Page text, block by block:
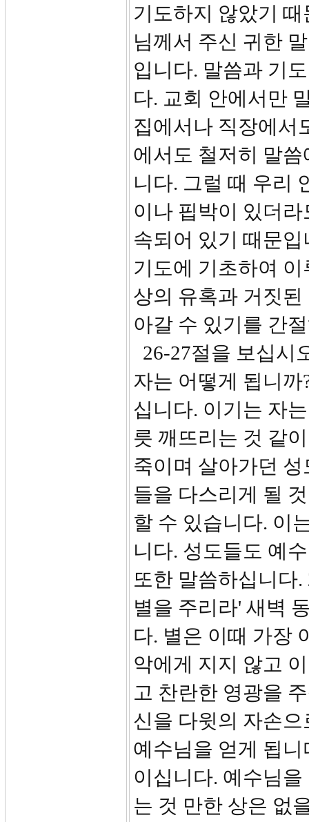
기도하지 않았기
님께서 주신 귀한
입니다. 말씀과 기
다. 교회 안에서만
집에서나 직장에서
에서도 철저히 말
니다. 그럴 때 우리
이나 핍박이 있더
속되어 있기 때문
기도에 기초하여
상의 유혹과 거짓
아갈 수 있기를 간
26-27절을 보십시
자는 어떻게 됩니
십니다. 이기는 자
릇 깨뜨리는 것 같
죽이며 살아가던
들을 다스리게 될
할 수 있습니다. 이
니다. 성도들도 예
또한 말씀하십니다
별을 주리라' 새벽
다. 별은 이때 가장
악에게 지지 않고
고 찬란한 영광을
신을 다윗의 자손
예수님을 얻게 됩
이십니다. 예수님
는 것 만한 상은 없